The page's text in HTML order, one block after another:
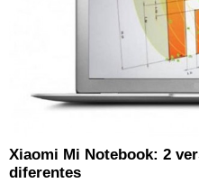
Xiaomi Mi Notebook: 2
diferentes